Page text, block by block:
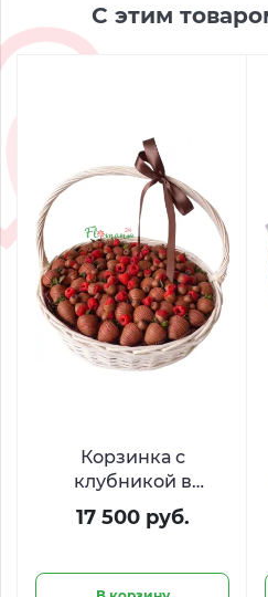
С этим
Корзинка с
клубникой в
шоколаде и
свежими ягодами
17 500 руб.